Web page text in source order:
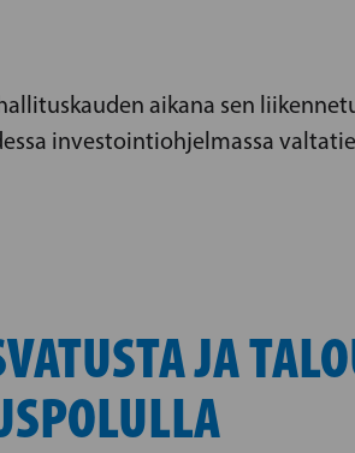
aikana sen
investointiohjelmassa
JA